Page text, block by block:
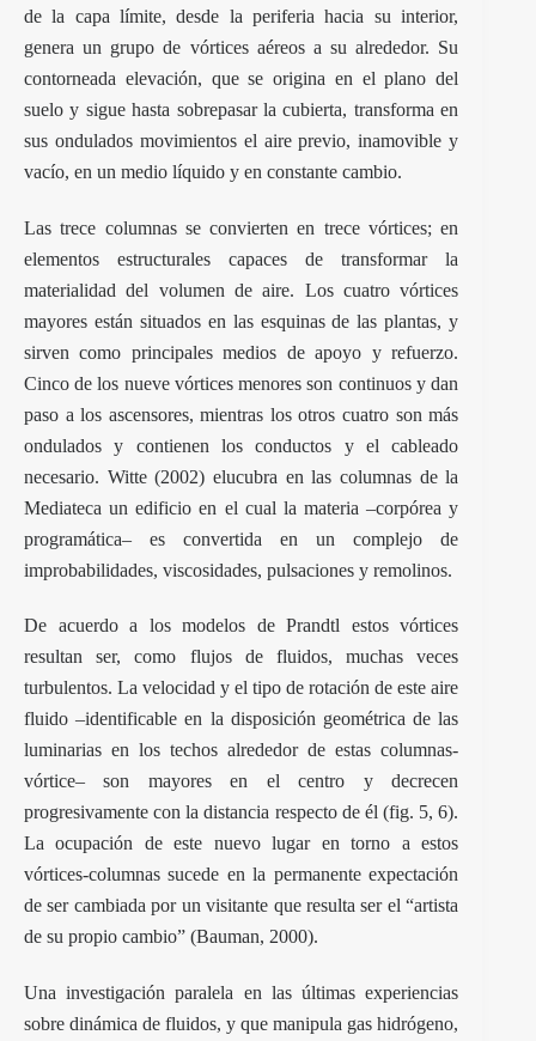
de la capa límite, desde la periferia hacia su interior,
genera un grupo de vórtices aéreos a su alrededor. Su
contorneada elevación, que se origina en el plano del
suelo y sigue hasta sobrepasar la cubierta, transforma en
sus ondulados movimientos el aire previo, inamovible y
vacío, en un medio líquido y en constante cambio.
Las trece columnas se convierten en trece vórtices; en
elementos estructurales capaces de transformar la
materialidad del volumen de aire. Los cuatro vórtices
mayores están situados en las esquinas de las plantas, y
sirven como principales medios de apoyo y refuerzo.
Cinco de los nueve vórtices menores son continuos y dan
paso a los ascensores, mientras los otros cuatro son más
ondulados y contienen los conductos y el cableado
necesario. Witte (2002) elucubra en las columnas de la
Mediateca un edificio en el cual la materia –corpórea y
programática– es convertida en un complejo de
improbabilidades, viscosidades, pulsaciones y remolinos.
De acuerdo a los modelos de Prandtl estos vórtices
resultan ser, como flujos de fluidos, muchas veces
turbulentos. La velocidad y el tipo de rotación de este aire
fluido –identificable en la disposición geométrica de las
luminarias en los techos alrededor de estas columnas-
vórtice– son mayores en el centro y decrecen
progresivamente con la distancia respecto de él (fig. 5, 6).
La ocupación de este nuevo lugar en torno a estos
vórtices-columnas sucede en la permanente expectación
de ser cambiada por un visitante que resulta ser el “artista
de su propio cambio” (Bauman, 2000).
Una investigación paralela en las últimas experiencias
sobre dinámica de fluidos, y que manipula gas hidrógeno,